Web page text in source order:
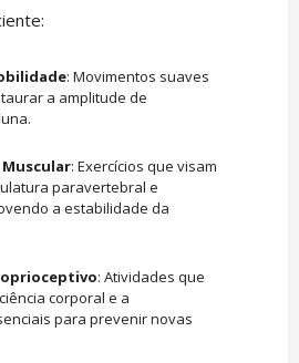
: Movimentos suaves
a amplitude de
: Exercícios que visam
paravertebral e
a estabilidade da
: Atividades que
corporal e a
para prevenir novas